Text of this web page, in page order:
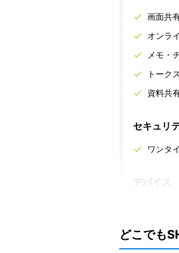
画面共
オンラ
メモ・
トーク
資料共
セキュリ
ワンタ
デバイス
商談回数は月
一部の機能制
どこでも